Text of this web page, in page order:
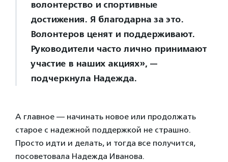
волонтерство и спортивные
достижения. Я благодарна за это.
Волонтеров ценят и поддерживают.
Руководители часто лично принимают
участие в наших акциях», —
подчеркнула Надежда.
А главное — начинать новое или продолжать
старое с надежной поддержкой не страшно.
Просто идти и делать, и тогда все получится,
посоветовала Надежда Иванова.